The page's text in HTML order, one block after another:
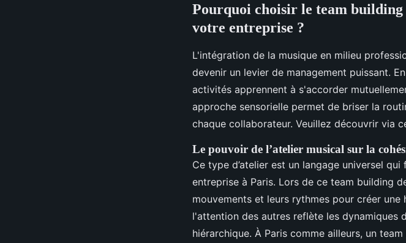
Pourquoi choisir le team building
votre entreprise ?
L'intégration de la musique en milieu
devenir un levier de management puissant.
activités apprennent à s'accorder
approche sensorielle permet de briser la
chaque collaborateur. Veuillez découvrir via
Le pouvoir de l’atelier musical sur la
Ce type d’atelier est un langage universel
entreprise à Paris. Lors de ce team building
mouvements et leurs rythmes pour créer
l'attention des autres reflète les dynamiques
hiérarchique. À Paris comme ailleurs, un